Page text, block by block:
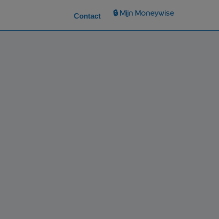
Contact 🔒 Mijn Moneywise